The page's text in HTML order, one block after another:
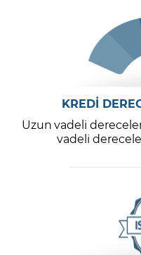
KREDİ
Uzun vadeli
vadeli